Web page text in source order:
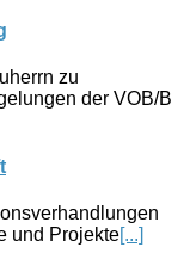
zu
der VOB/B
und Projekte[...]